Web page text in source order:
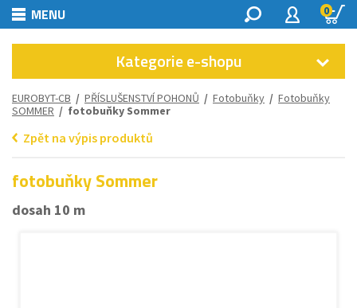
MENU 0
Kategorie e-shopu
EUROBYT-CB / PŘÍSLUŠENSTVÍ POHONŮ / Fotobuňky / Fotobuňky
SOMMER / fotobuňky Sommer
Zpět na výpis produktů
fotobuňky Sommer
dosah 10 m